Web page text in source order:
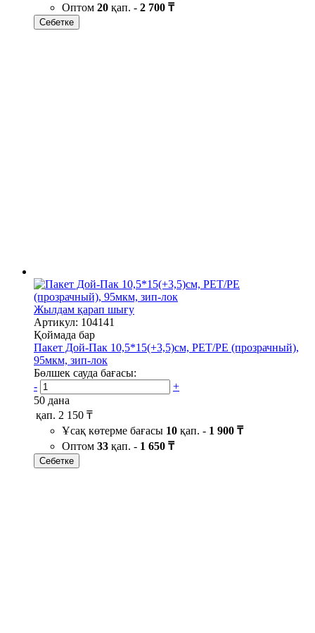
Оптом 20 қап. - 2 700 ₸
Себетке
Жылдам қарап шығу
Артикул: 104141
Қоймада бар
Пакет Дой-Пак 10,5*15(+3,5)см, PET/PE (прозрачный),
95мкм, зип-лок
Бөлшек сауда бағасы:
-
+
50 дана
қап. 2 150 ₸
Ұсақ көтерме бағасы 10 қап. - 1 900 ₸
Оптом 33 қап. - 1 650 ₸
Себетке